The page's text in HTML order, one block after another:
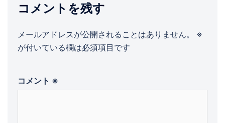
ン
コメントを残す
メールアドレスが公開されることはありません。
※
が付いている欄は必須項目です
コメント ※